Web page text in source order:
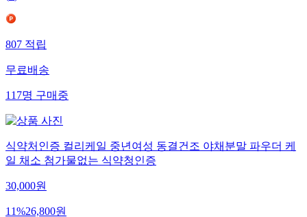
807적립
무료배송
117명구매중
식약처인증 컬리케일 중년여성 동결건조 야채분말 파우더 케
일 채소 첨가물없는 식약청인증
30,000원
11%26,800원